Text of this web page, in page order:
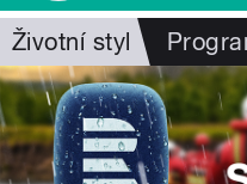
Životní styl